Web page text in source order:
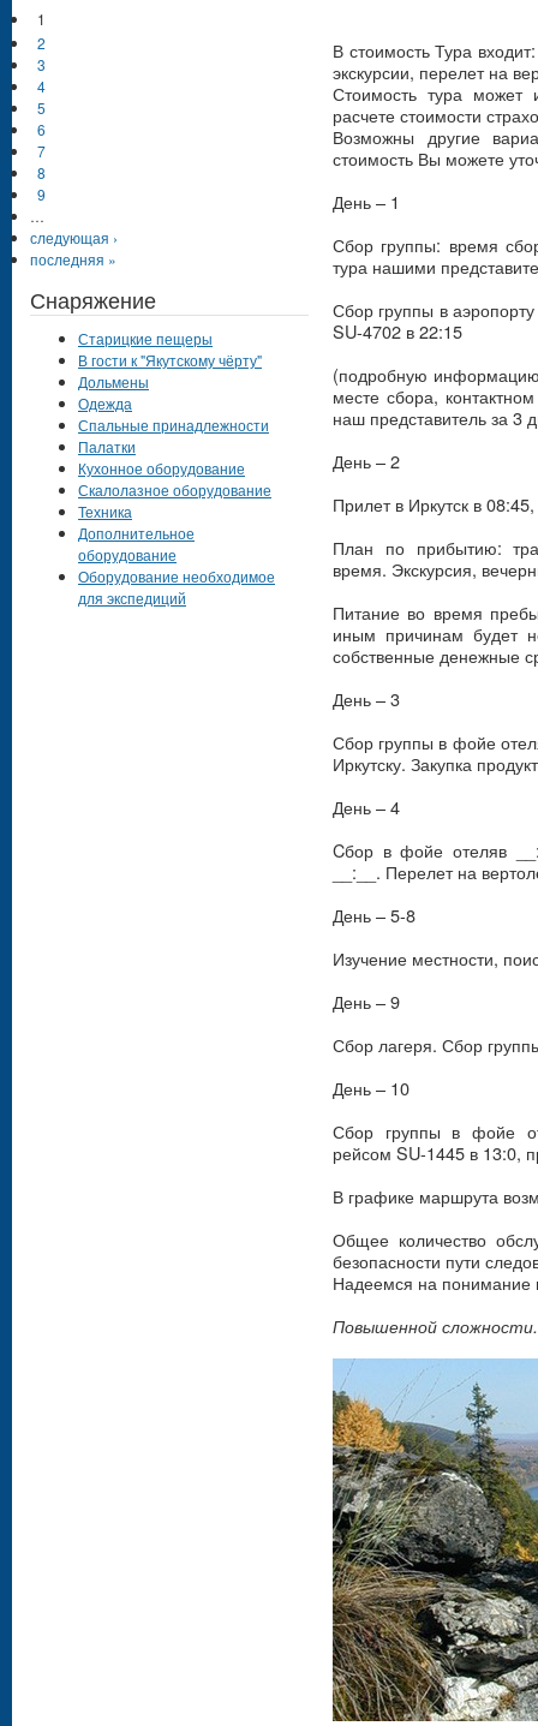
В стоимость Тура
экскурсии, перелет на
Стоимость тура может
расчете стоимости
Возможны другие
стоимость Вы можете
День – 1
Сбор группы: время
тура нашими
Сбор группы в
SU-4702 в 22:15
(подробную
месте сбора,
наш представитель за 3
День – 2
Прилет в Иркутск в
План по прибытию:
время. Экскурсия,
Питание во время
иным причинам будет
собственные денежные
День – 3
Сбор группы в фойе
Иркутску. Закупка
День – 4
Cбор в фойе отеляв
__:__. Перелет на
День – 5-8
Изучение местности,
День – 9
Сбор лагеря. Сбор
День – 10
Сбор группы в фойе
рейсом SU-1445 в 13:0,
В графике маршрута
Общее количество
безопасности пути
Надеемся на понимание
Повышенной сложности.
1
2
3
4
5
6
7
8
9
…
следующая ›
последняя »
Снаряжение
Старицкие пещеры
В гости к "Якутскому чёрту"
Дольмены
Одежда
Спальные принадлежности
Палатки
Кухонное оборудование
Скалолазное оборудование
Техника
Дополнительное
оборудование
Оборудование необходимое
для экспедиций